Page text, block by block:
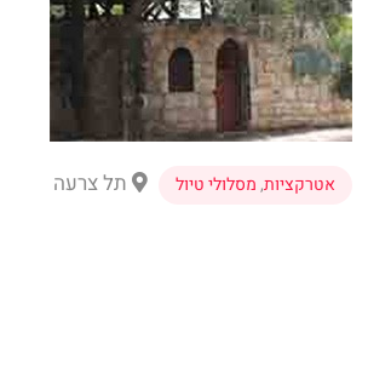
אטרקציות,מסלולי טיול תל צרעה